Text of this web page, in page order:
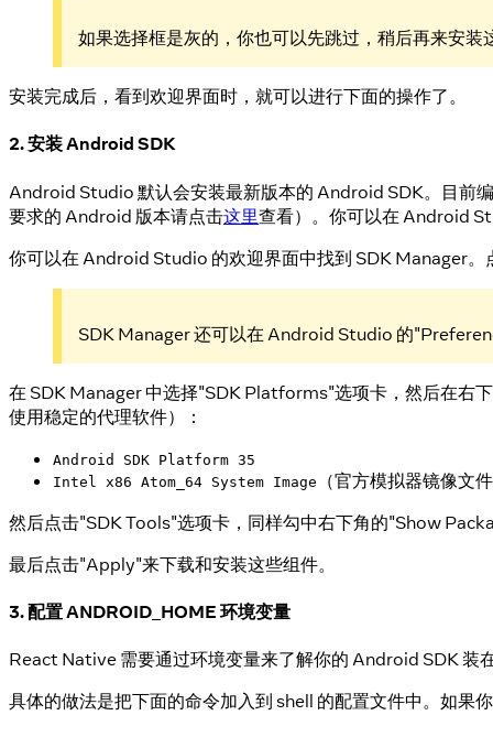
如果选择框是灰的，你也可以先跳过，稍后再来安装
安装完成后，看到欢迎界面时，就可以进行下面的操作了。
2. 安装 Android SDK
Android Studio 默认会安装最新版本的 Android SDK。目前
要求的 Android 版本请点击这里查看）。你可以在 Android
你可以在 Android Studio 的欢迎界面中找到 SDK Manager
SDK Manager 还可以在 Android Studio 的
在 SDK Manager 中选择"SDK Platforms"选项卡，然后在右
使用稳定的代理软件）：
Android SDK Platform 35
Intel x86 Atom_64 System Image
（官方模拟器镜像文
然后点击"SDK Tools"选项卡，同样勾中右下角的"Show
最后点击"Apply"来下载和安装这些组件。
3. 配置 ANDROID_HOME 环境变量
React Native 需要通过环境变量来了解你的 Android SDK 装
具体的做法是把下面的命令加入到 shell 的配置文件中。如果